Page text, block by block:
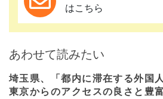
はこちら
あわせて読みたい
埼玉県、「都内に滞在する外国
東京からのアクセスの良さと豊